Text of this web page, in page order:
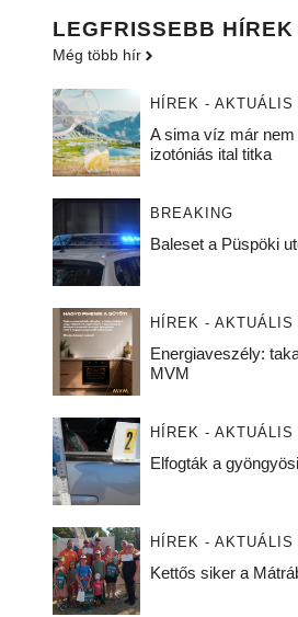
LEGFRISSEBB HÍREK
Még több hír
HÍREK - AKTUÁLIS
A sima víz már
izotóniás ital titka
BREAKING
Baleset a Püspöki
HÍREK - AKTUÁLIS
Energiaveszély:
MVM
HÍREK - AKTUÁLIS
Elfogták a
HÍREK - AKTUÁLIS
Kettős siker a